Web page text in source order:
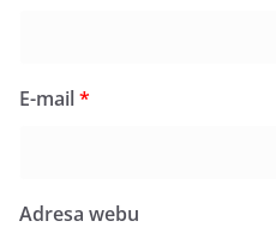
E-mail*
Adresa webu